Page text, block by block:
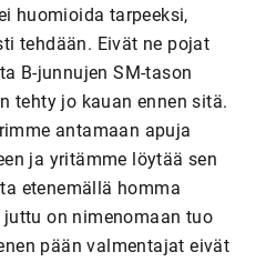
huomioida tarpeeksi,
tehdään. Eivät ne pojat
B-junnujen SM-tason
tehty jo kauan ennen sitä.
antamaan apuja
ja yritämme löytää sen
etenemällä homma
on nimenomaan tuo
pään valmentajat eivät